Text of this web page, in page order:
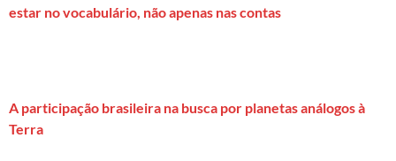
estar no vocabulário, não apenas nas contas
A participação brasileira na busca por planetas análogos à
Terra